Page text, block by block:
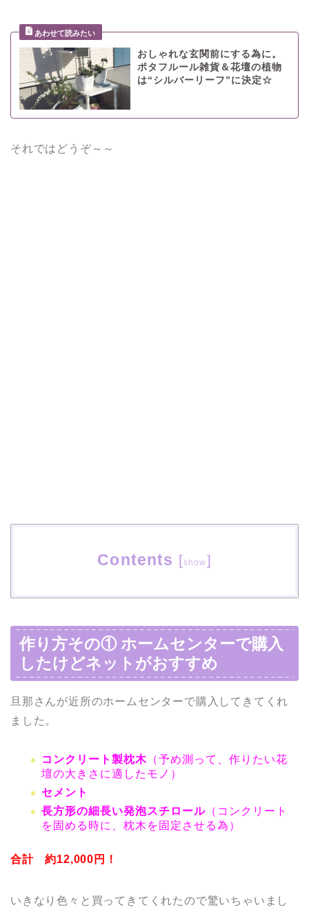
おしゃれな玄関前にする為に。
ポタフルール雑貨＆花壇の植物
は“シルバーリーフ”に決定☆
それではどうぞ～～
Contents [show]
作り方その① ホームセンターで購入
したけどネットがおすすめ
旦那さんが近所のホームセンターで購入してきてくれ
ました。
コンクリート製枕木 （予め測って、作りたい花
壇の大きさに適したモノ）
セメント
長方形の細長い発泡スチロール （コンクリート
を固める時に、枕木を固定させる為）
合計 約12,000円！
いきなり色々と買ってきてくれたので驚いちゃいまし